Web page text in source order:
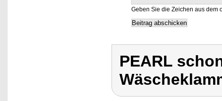
Geben Sie die Zeichen aus dem
PEARL